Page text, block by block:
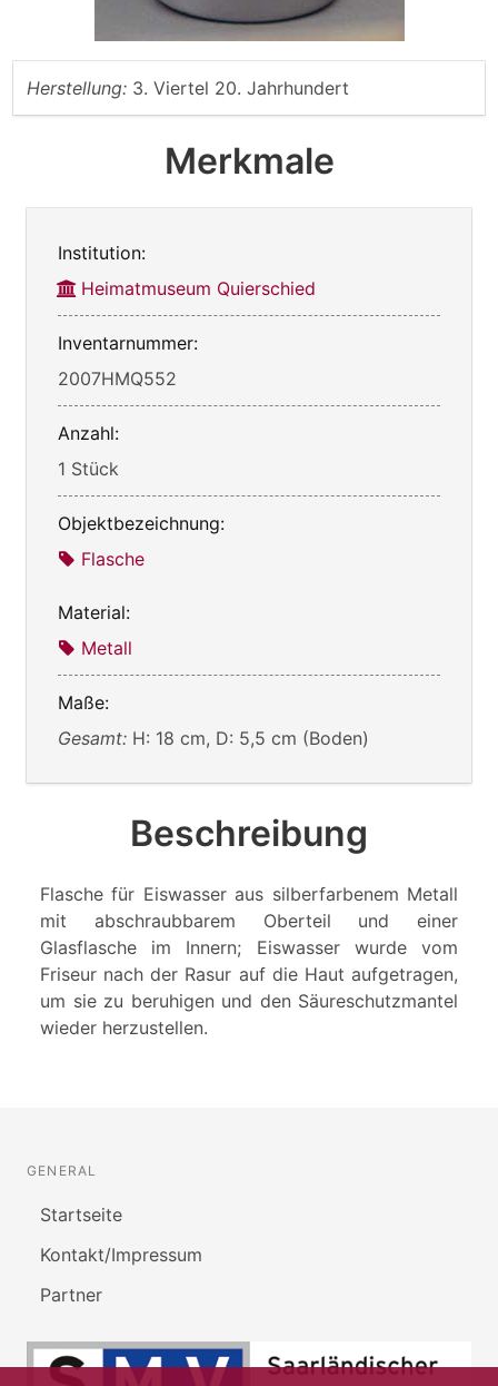
Herstellung: 3. Viertel 20. Jahrhundert
Merkmale
Institution:
Heimatmuseum Quierschied
Inventarnummer:
2007HMQ552
Anzahl:
1 Stück
Objektbezeichnung:
Flasche
Material:
Metall
Maße:
Gesamt: H: 18 cm, D: 5,5 cm (Boden)
Beschreibung
Flasche für Eiswasser aus silberfarbenem Metall
mit abschraubbarem Oberteil und einer
Glasflasche im Innern; Eiswasser wurde vom
Friseur nach der Rasur auf die Haut aufgetragen,
um sie zu beruhigen und den Säureschutzmantel
wieder herzustellen.
GENERAL
Startseite
Kontakt/Impressum
Partner